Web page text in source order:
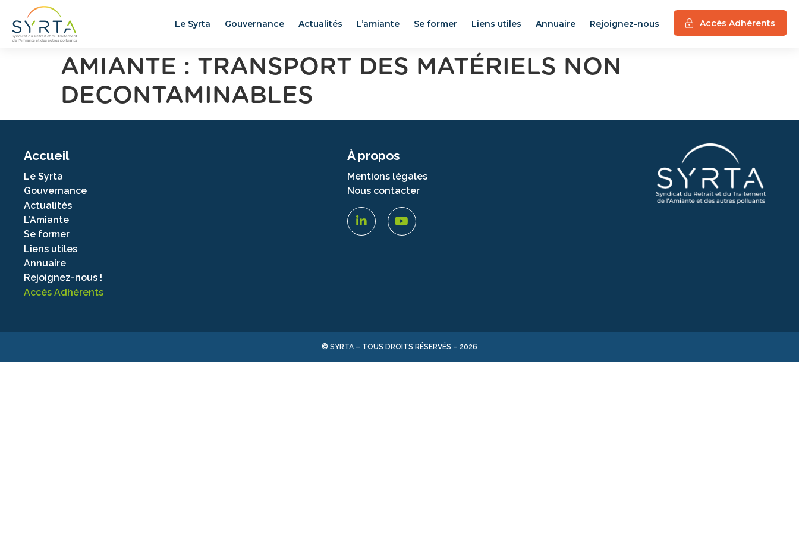
Le Syrta Gouvernance Actualités L’amiante Se former Liens utiles Annuaire Rejoignez-nous Accès Adhérents
AMIANTE : TRANSPORT DES MATÉRIELS NON
DECONTAMINABLES
Accueil
Le Syrta
Gouvernance
Actualités
L’Amiante
Se former
Liens utiles
Annuaire
Rejoignez-nous !
Accès Adhérents
À propos
Mentions légales
Nous contacter
© SYRTA – TOUS DROITS RÉSERVÉS – 2026